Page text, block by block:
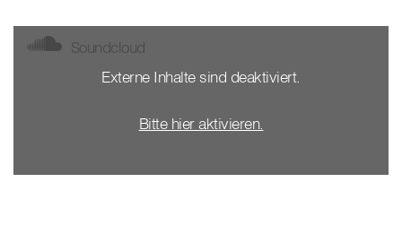
Soundcloud
Externe Inhalte sind deaktiviert.
Bitte hier aktivieren.